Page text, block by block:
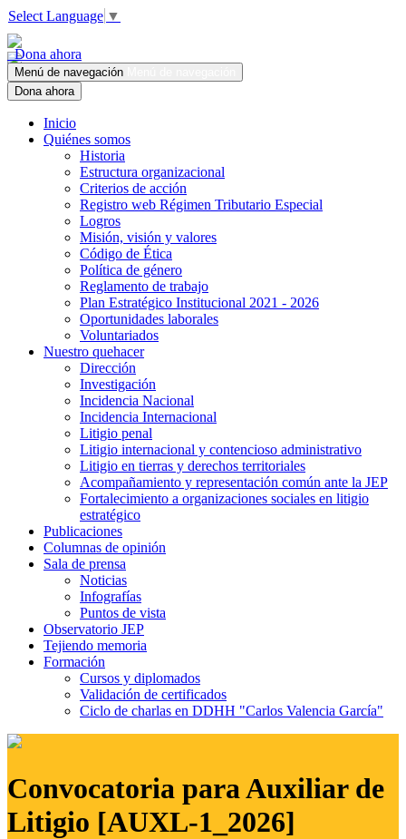
Select Language ▼
Dona ahora
Menú de navegación
Dona ahora
Inicio
Quiénes somos
Historia
Estructura organizacional
Criterios de acción
Registro web Régimen Tributario Especial
Logros
Misión, visión y valores
Código de Ética
Política de género
Reglamento de trabajo
Plan Estratégico Institucional 2021 - 2026
Oportunidades laborales
Voluntariados
Nuestro quehacer
Dirección
Investigación
Incidencia Nacional
Incidencia Internacional
Litigio penal
Litigio internacional y contencioso administrativo
Litigio en tierras y derechos territoriales
Acompañamiento y representación común ante la JEP
Fortalecimiento a organizaciones sociales en litigio
estratégico
Publicaciones
Columnas de opinión
Sala de prensa
Noticias
Infografías
Puntos de vista
Observatorio JEP
Tejiendo memoria
Formación
Cursos y diplomados
Validación de certificados
Ciclo de charlas en DDHH "Carlos Valencia García"
Convocatoria para Auxiliar de
Litigio [AUXL-1_2026]